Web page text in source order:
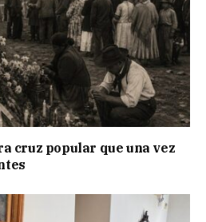
cruz popular que una vez